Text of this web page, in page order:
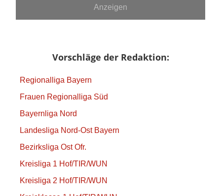
Anzeigen
Vorschläge der Redaktion
Regionalliga Bayern
Frauen Regionalliga Süd
Bayernliga Nord
Landesliga Nord-Ost Bayern
Bezirksliga Ost Ofr.
Kreisliga 1 Hof/TIR/WUN
Kreisliga 2 Hof/TIR/WUN